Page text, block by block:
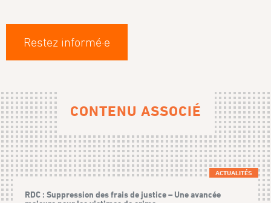
Restez informé·e
CONTENU ASSOCIÉ
ACTUALITÉS
RDC : Suppression des frais de justice – Une avancée